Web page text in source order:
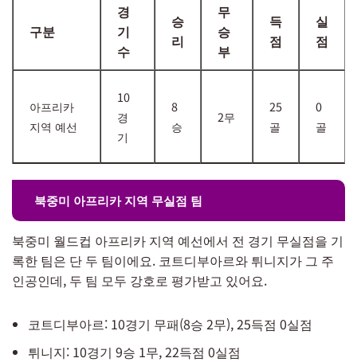
구분
경
기
수
승
리
무
승
부
득
점
실
점
아프리카
지역 예선
10
경
기
8
승
2무
25
골
0
골
북중미 아프리카 지역 무실점 팀
북중미 월드컵 아프리카 지역 예선에서 전 경기 무실점을 기
록한 팀은 단 두 팀이에요. 코트디부아르와 튀니지가 그 주
인공인데, 두 팀 모두 강호로 평가받고 있어요.
코트디부아르: 10경기 무패(8승 2무), 25득점 0실점
튀니지: 10경기 9승 1무, 22득점 0실점